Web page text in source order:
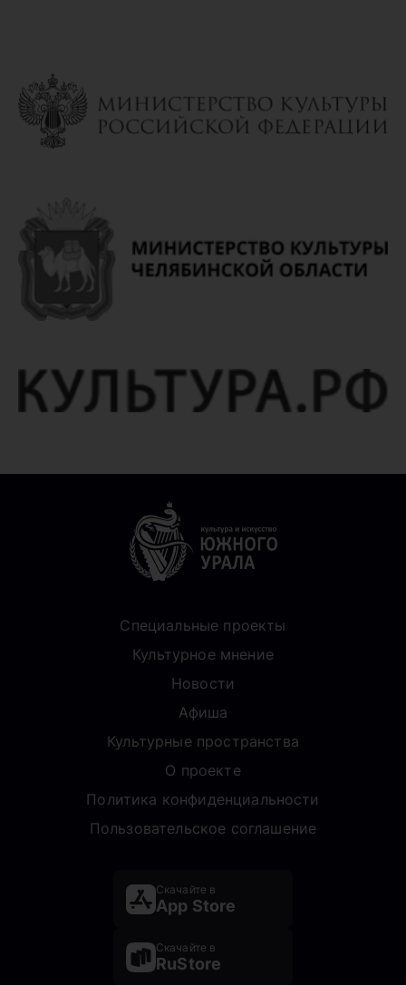
Специальные проекты
Культурное мнение
Новости
Афиша
Культурные пространства
О проекте
Политика конфиденциальности
Пользовательское соглашение
Скачайте в
App Store
Скачайте в
RuStore